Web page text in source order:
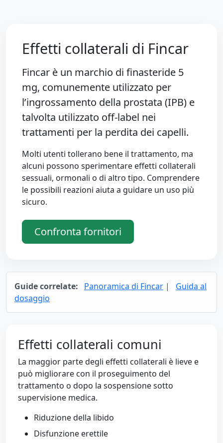
Effetti collaterali di Fincar
Fincar è un marchio di finasteride 5
mg, comunemente utilizzato per
l’ingrossamento della prostata (IPB) e
talvolta utilizzato off-label nei
trattamenti per la perdita dei capelli.
Molti utenti tollerano bene il trattamento, ma
alcuni possono sperimentare effetti collaterali
sessuali, ormonali o di altro tipo. Comprendere
le possibili reazioni aiuta a guidare un uso più
sicuro.
Confronta fornitori
Guide correlate: Panoramica di Fincar |
Guida al
dosaggio
Effetti collaterali comuni
La maggior parte degli effetti collaterali è lieve e
può migliorare con il proseguimento del
trattamento o dopo la sospensione sotto
supervisione medica.
Riduzione della libido
Disfunzione erettile